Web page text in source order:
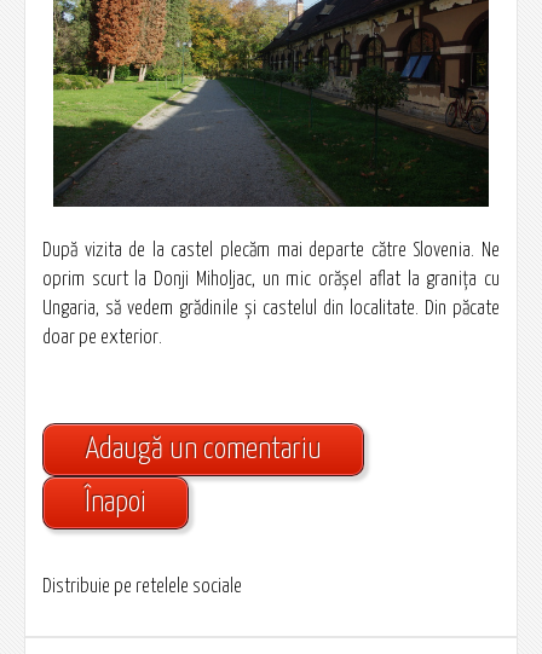
După vizita de la castel plecăm mai departe către Slovenia. Ne
oprim scurt la Donji Miholjac, un mic orăşel aflat la graniţa cu
Ungaria, să vedem grădinile şi castelul din localitate. Din păcate
doar pe exterior.
Adaugă un comentariu
Înapoi
Distribuie pe retelele sociale